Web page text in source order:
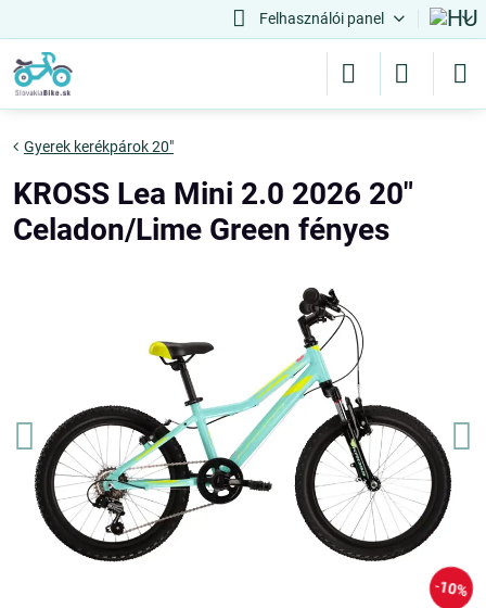
Felhasználói panel
10%
Gyerek kerékpárok 20"
KROSS Lea Mini 2.0 2026 20"
Celadon/Lime Green fényes